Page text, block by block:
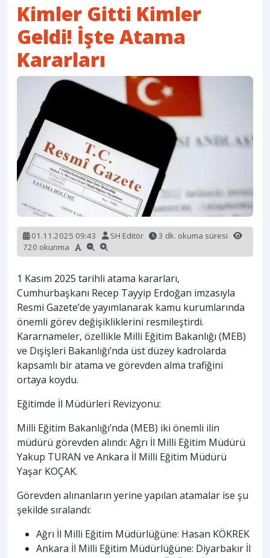
Kimler Gitti Kimler
Geldi! İşte Atama
Kararları
01.11.2025 09:43 SH Editör
3 dk. okuma süresi
720 okunma
1 Kasım 2025 tarihli atama kararları,
Cumhurbaşkanı Recep Tayyip Erdoğan imzasıyla
Resmi Gazete’de yayımlanarak kamu kurumlarında
önemli görev değişikliklerini resmileştirdi.
Kararnameler, özellikle Milli Eğitim Bakanlığı (MEB)
ve Dışişleri Bakanlığı’nda üst düzey kadrolarda
kapsamlı bir atama ve görevden alma trafiğini
ortaya koydu.
Eğitimde İl Müdürleri Revizyonu:
Milli Eğitim Bakanlığı’nda (MEB) iki önemli ilin
müdürü görevden alındı: Ağrı İl Milli Eğitim Müdürü
Yakup TURAN ve Ankara İl Milli Eğitim Müdürü
Yaşar KOÇAK.
Görevden alınanların yerine yapılan atamalar ise şu
şekilde sıralandı:
Ağrı İl Milli Eğitim Müdürlüğüne: Hasan KÖKREK
Ankara İl Milli Eğitim Müdürlüğüne: Diyarbakır İl